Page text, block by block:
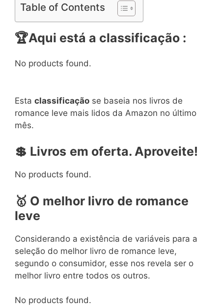
Table of Contents
🏆Aqui está a classificação :
No products found.
Esta classificação se baseia nos livros de
romance leve mais lidos da Amazon no último
mês.
💲 Livros em oferta. Aproveite!
No products found.
🥇 O melhor livro de romance
leve
Considerando a existência de variáveis para a
seleção do melhor livro de romance leve,
segundo o consumidor, esse nos revela ser o
melhor livro entre todos os outros.
No products found.